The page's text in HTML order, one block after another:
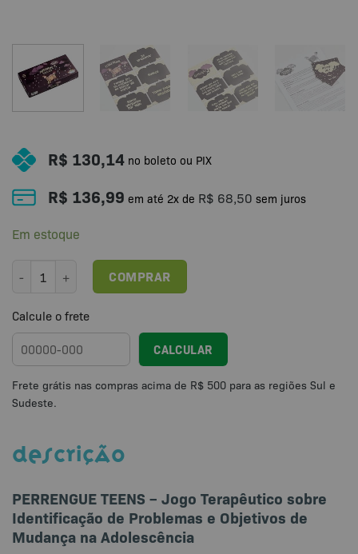
R$ 130,14 no boleto ou PIX
R$ 136,99 em até 2x de R$ 68,50 sem juros
Em estoque
PERRENGUE TEENS - Jogo Terapêutico sobre Identificação de
COMPRAR
Calcule o frete
CALCULAR
DESCRIÇÃO
PERRENGUE TEENS – Jogo Terapêutico sobre
Identificação de Problemas e Objetivos de
Mudança na Adolescência